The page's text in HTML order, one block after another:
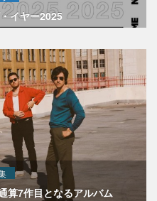
イヤー2025
算7作目となるアルバム